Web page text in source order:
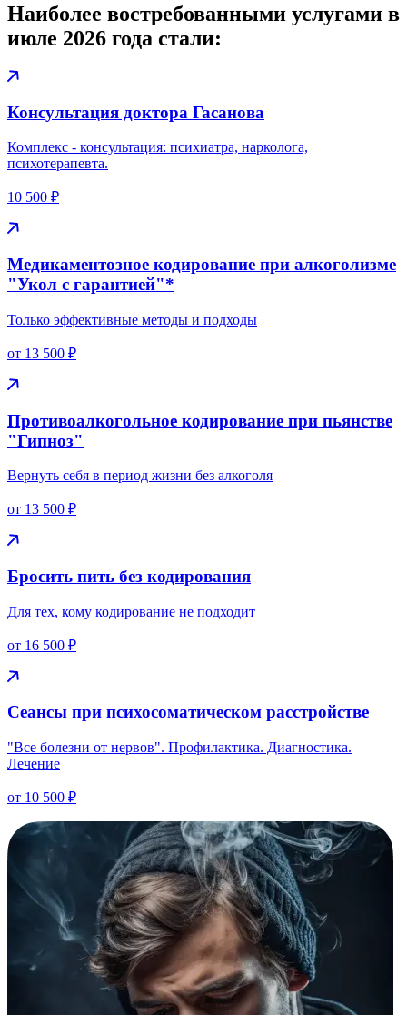
Наиболее востребованными услугами в
июле 2026 года стали:
Консультация доктора Гасанова
Комплекс - консультация: психиатра, нарколога,
психотерапевта.
10 500 ₽
Медикаментозное кодирование при алкоголизме
"Укол с гарантией"*
Только эффективные методы и подходы
от 13 500 ₽
Противоалкогольное кодирование при пьянстве
"Гипноз"
Вернуть себя в период жизни без алкоголя
от 13 500 ₽
Бросить пить без кодирования
Для тех, кому кодирование не подходит
от 16 500 ₽
Сеансы при психосоматическом расстройстве
"Все болезни от нервов". Профилактика. Диагностика.
Лечение
от 10 500 ₽